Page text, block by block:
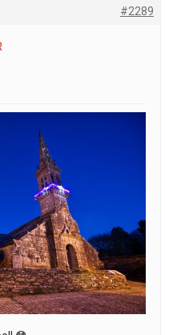
#2289